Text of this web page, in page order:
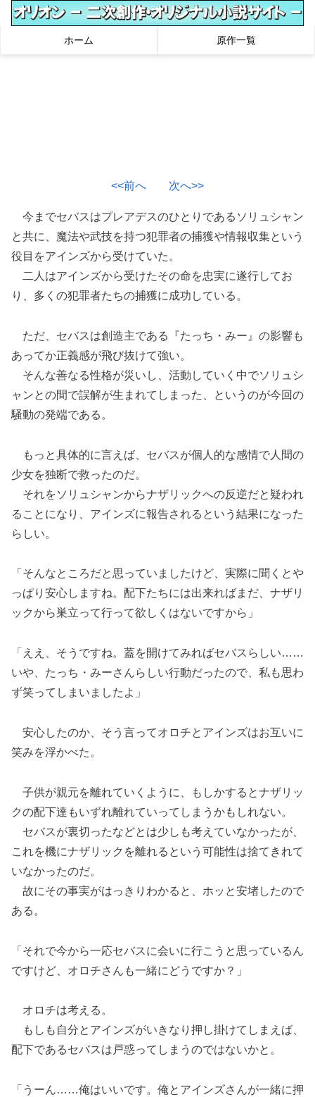
ホーム 原作一覧
<<前へ 次へ>>
今までセバスはプレアデスのひとりであるソリュシャン
と共に、魔法や武技を持つ犯罪者の捕獲や情報収集という
役目をアインズから受けていた。
二人はアインズから受けたその命を忠実に遂行してお
り、多くの犯罪者たちの捕獲に成功している。
ただ、セバスは創造主である『たっち・みー』の影響も
あってか正義感が飛び抜けて強い。
そんな善なる性格が災いし、活動していく中でソリュシ
ャンとの間で誤解が生まれてしまった、というのが今回の
騒動の発端である。
もっと具体的に言えば、セバスが個人的な感情で人間の
少女を独断で救ったのだ。
それをソリュシャンからナザリックへの反逆だと疑われ
ることになり、アインズに報告されるという結果になった
らしい。
「そんなところだと思っていましたけど、実際に聞くとや
っぱり安心しますね。配下たちには出来ればまだ、ナザリ
ックから巣立って行って欲しくはないですから」
「ええ、そうですね。蓋を開けてみればセバスらしい……
いや、たっち・みーさんらしい行動だったので、私も思わ
ず笑ってしまいましたよ」
安心したのか、そう言ってオロチとアインズはお互いに
笑みを浮かべた。
子供が親元を離れていくように、もしかするとナザリッ
クの配下達もいずれ離れていってしまうかもしれない。
セバスが裏切ったなどとは少しも考えていなかったが、
これを機にナザリックを離れるという可能性は捨てきれて
いなかったのだ。
故にその事実がはっきりわかると、ホッと安堵したので
ある。
「それで今から一応セバスに会いに行こうと思っているん
ですけど、オロチさんも一緒にどうですか？」
オロチは考える。
もしも自分とアインズがいきなり押し掛けてしまえば、
配下であるセバスは戸惑ってしまうのではないかと。
「うーん……俺はいいです。俺とアインズさんが一緒に押